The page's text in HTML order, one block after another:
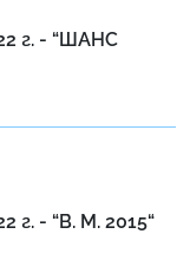
г. - “ШАНС
г. - “В. М. 2015“